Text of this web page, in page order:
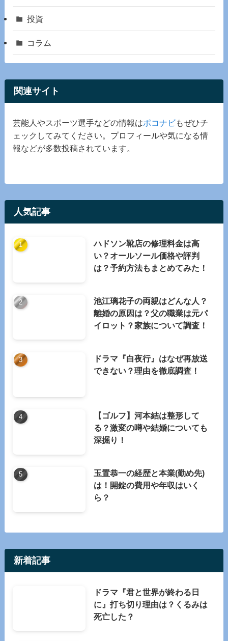
投資
コラム
関連サイト
芸能人やスポーツ選手などの情報はポコナビもぜひチ
ェックしてみてください。プロフィールや気になる情
報などが多数投稿されています。
人気記事
ハドソン靴店の修理料金は高
い？オールソール価格や評判
は？予約方法もまとめてみた！
池江璃花子の両親はどんな人？
離婚の原因は？父の職業は元パ
イロット？家族について調査！
ドラマ『白夜行』はなぜ再放送
できない？理由を徹底調査！
【ゴルフ】河本結は整形して
る？激変の噂や結婚についても
深掘り！
玉置恭一の経歴と本業(勤め先)
は！開錠の費用や年収はいく
ら？
新着記事
ドラマ『君と世界が終わる日
に』打ち切り理由は？くるみは
死亡した？